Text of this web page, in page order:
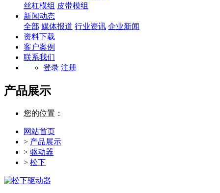
丝杠模组 皮带模组
新闻动态
全部 媒体报道 行业资讯 企业新闻
资料下载
客户案例
联系我们
登录 注册
产品展示
您的位置：
网站首页
> 产品展示
> 驱动器
> 松下